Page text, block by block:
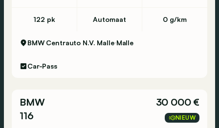
122 pk Automaat 0 g/km
BMW Centrauto N.V. Malle Malle
Car-Pass
BMW
116
30 000 €
NIEUW